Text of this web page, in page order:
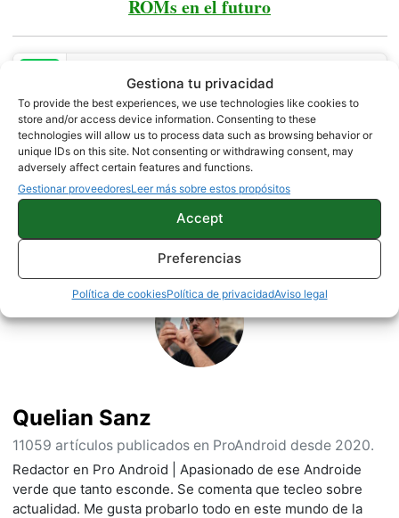
Gestiona tu privacidad
To provide the best experiences, we use technologies like cookies to
store and/or access device information. Consenting to these
technologies will allow us to process data such as browsing behavior or
unique IDs on this site. Not consenting or withdrawing consent, may
adversely affect certain features and functions.
Gestionar proveedoresLeer más sobre estos propósitos
Accept
Preferencias
Política de cookiesPolítica de privacidadAviso legal
ROMs en el futuro
Free
SIN CATEGORÍA
Sobre este autor
Quelian Sanz
11059 artículos publicados en ProAndroid desde 2020.
Redactor en Pro Android | Apasionado de ese Androide
verde que tanto esconde. Se comenta que tecleo sobre
actualidad. Me gusta probarlo todo en este mundo de la